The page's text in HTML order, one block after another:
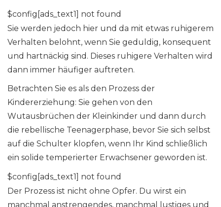
$config[ads_text1] not found
Sie werden jedoch hier und da mit etwas ruhigerem
Verhalten belohnt, wenn Sie geduldig, konsequent
und hartnäckig sind. Dieses ruhigere Verhalten wird
dann immer häufiger auftreten.
Betrachten Sie es als den Prozess der
Kindererziehung: Sie gehen von den
Wutausbrüchen der Kleinkinder und dann durch
die rebellische Teenagerphase, bevor Sie sich selbst
auf die Schulter klopfen, wenn Ihr Kind schließlich
ein solide temperierter Erwachsener geworden ist.
$config[ads_text1] not found
Der Prozess ist nicht ohne Opfer. Du wirst ein
manchmal anstrengendes, manchmal lustiges und